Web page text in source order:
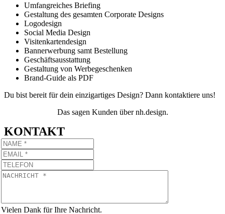
Umfangreiches Briefing
Gestaltung des gesamten Corporate Designs
Logodesign
Social Media Design
Visitenkartendesign
Bannerwerbung samt Bestellung
Geschäftsausstattung
Gestaltung von Werbegeschenken
Brand-Guide als PDF
Du bist bereit für dein einzigartiges Design? Dann kontaktiere uns!
Das sagen Kunden über nh.design.
KONTAKT
Vielen Dank für Ihre Nachricht.